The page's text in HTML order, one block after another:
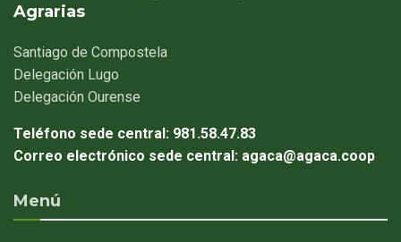
Agrarias
Santiago de Compostela
Delegación Lugo
Delegación Ourense
Teléfono sede central: 981.58.47.83
Correo electrónico sede central: agaca@agaca.coop
Menú